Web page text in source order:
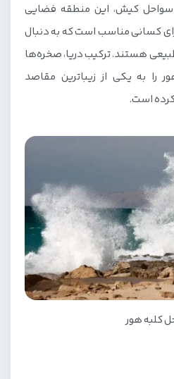
کیش، این منطقه فضایی
کسانی مناسب است که به دنبال
هستند. ترکیب دریا، صخره‌ها
را به یکی از زیباترین مقاصد
است.
کلبه هور